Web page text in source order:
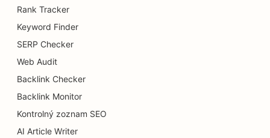
SEO pre služby zväčšenia prsníkov
SEO pre bufetové reštaurácie
SEO pre popáleninových chirurgov
SEO pre kaviarne
Rank Tracker
Keyword Finder
SERP Checker
Web Audit
Backlink Checker
Backlink Monitor
Kontrolný zoznam SEO
AI Article Writer